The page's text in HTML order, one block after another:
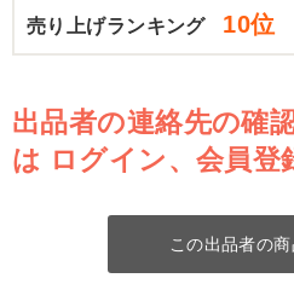
売り上げランキング 10位
出品者の連絡先の確
は ログイン、会員登
この出品者の